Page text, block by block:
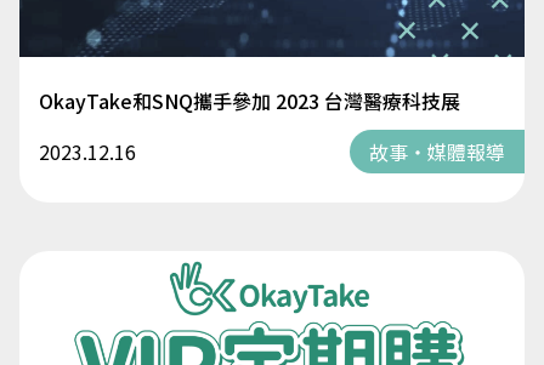
OkayTake和SNQ攜手參加 2023 台灣醫療科技展
2023.12.16
故事・媒體報導